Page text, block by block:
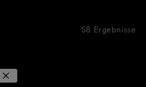
58 Ergebnisse